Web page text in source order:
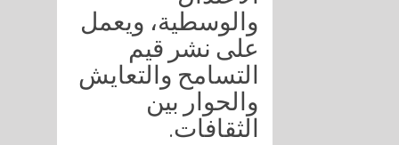
والوسطية، ويعمل
على نشر قيم
التسامح والتعايش
والحوار بين
الثقافات.